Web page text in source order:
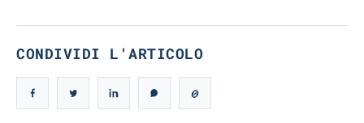
CONDIVIDI L'ARTICOLO